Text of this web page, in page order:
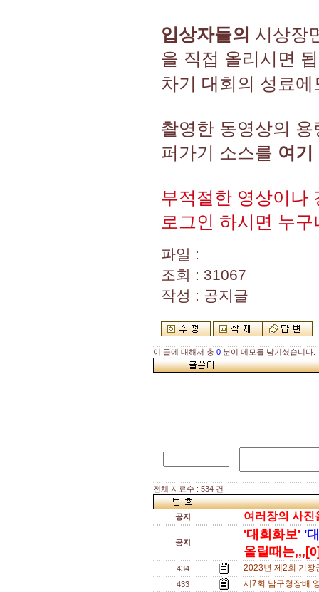
입상자들의 시상장
을 직접 올리시면
차기 대회의 성료
촬영한 동영상의
퍼가기 소스를 여
부적절한 영상이나
로그인 하시면 누
파일 :
조회 : 31067
작성 : 공지글
이 글에 대해서 총 0 분이 메모를 남기셨습니다.
전체 자료수 : 534 건
공지 여러장의 사진
공지
'대회화보' '
올릴때는
434 2023년 제2회 기
433 제7회 남구청장배